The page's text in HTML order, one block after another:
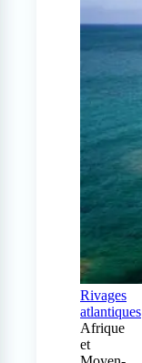
Rivages
atlantiques
Afrique
et